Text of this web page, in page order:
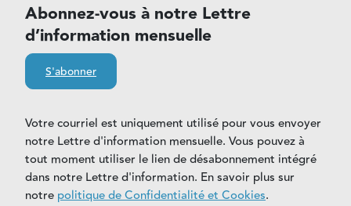
Abonnez-vous à notre Lettre
d’information mensuelle
S'abonner
Votre courriel est uniquement utilisé pour vous envoyer
notre Lettre d'information mensuelle. Vous pouvez à
tout moment utiliser le lien de désabonnement intégré
dans notre Lettre d'information. En savoir plus sur
notre politique de Confidentialité et Cookies.